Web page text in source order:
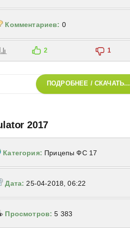
Комментариев: 0
2 1
ПОДРОБНЕЕ / СКАЧАТЬ...
2017
Категория: Прицепы ФС 17
Дата: 25-04-2018, 06:22
Просмотров: 5 383